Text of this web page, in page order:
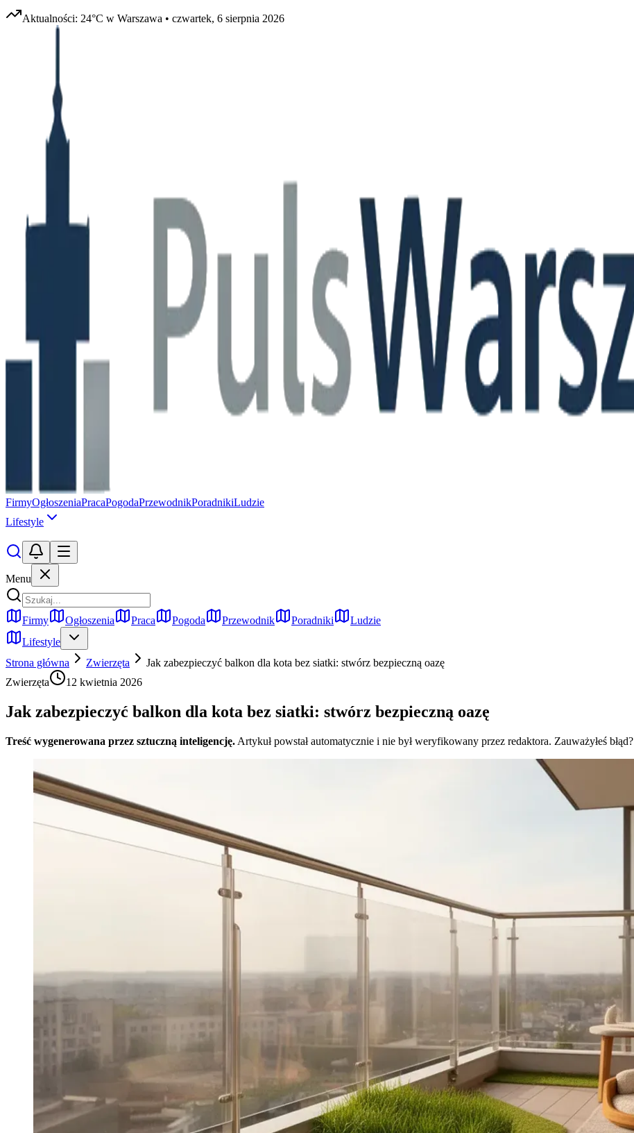
Aktualności: 24°C w Warszawa • czwartek, 6 sierpnia 2026
FirmyOgłoszeniaPracaPogodaPrzewodnikPoradnikiLudzie
Lifestyle
Menu
Firmy Ogłoszenia Praca Pogoda Przewodnik Poradniki
Ludzie
Lifestyle
Strona główna
Zwierzęta
Jak zabezpieczyć balkon dla kota bez siatki: stwórz bezpieczną oazę
Zwierzęta
12 kwietnia 2026
Jak zabezpieczyć balkon dla kota bez siatki: stwórz bezpieczną oazę
Treść wygenerowana przez sztuczną inteligencję. Artykuł powstał automatycznie i nie był weryfikowany przez redaktora. Zauważyłeś błąd?